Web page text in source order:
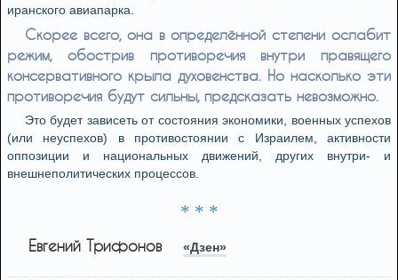
иранского авиапарка.
Скорее всего, она в определённой степени ослабит
режим, обострив противоречия внутри правящего
консервативного крыла духовенства. Но насколько эти
противоречия будут сильны, предсказать невозможно.
Это будет зависеть от состояния экономики, военных успехов
(или неуспехов) в противостоянии с Израилем, активности
оппозиции и национальных движений, других внутри- и
внешнеполитических процессов.
* * *
Евгений Трифонов «Дзен»